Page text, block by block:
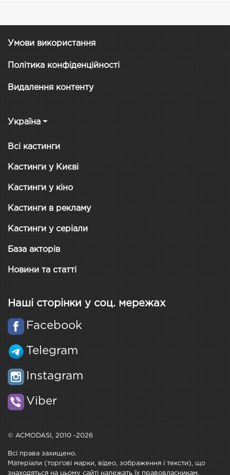
Умови використання
Політика конфіденційності
Видалення контенту
Україна
Всі кастинги
Кастинги у Києві
Кастинги у кіно
Кастинги в рекламу
Кастинги у серіали
База акторів
Новини та статті
Наші сторінки у соц. мережах
Facebook
Telegram
Instagram
Viber
© ACMODASI, 2010 -2026
Всі права захищено.
Матеріали (торгові марки, відео, зображення і тексти), що
знаходяться на цьому сайті належать їх правовласникам.